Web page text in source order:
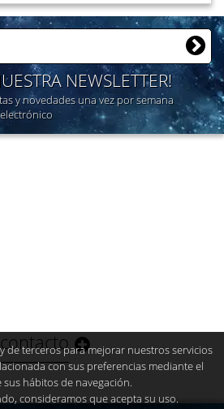
NEWSLETTER!
y novedades una vez por semana
de terceros para mejorar nuestros servicios
con sus preferencias mediante el
sus hábitos de navegación.
consideramos que acepta su uso.